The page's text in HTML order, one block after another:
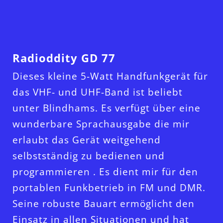
Radioddity GD 77
Dieses kleine 5-Watt Handfunkgerät für
das VHF- und UHF-Band ist beliebt
unter Blindhams. Es verfügt über eine
wunderbare Sprachausgabe die mir
erlaubt das Gerät weitgehend
selbstständig zu bedienen und
programmieren . Es dient mir für den
portablen Funkbetrieb in FM und DMR.
Seine robuste Bauart ermöglicht den
Einsatz in allen Situationen und hat